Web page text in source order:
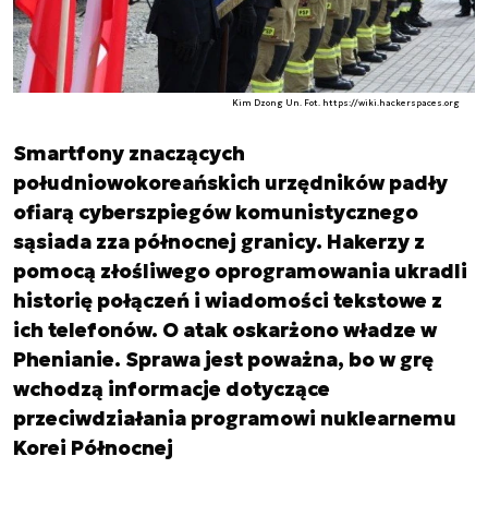
Kim Dzong Un. Fot. https://wiki.hackerspaces.org
Smartfony znaczących
południowokoreańskich urzędników padły
ofiarą cyberszpiegów komunistycznego
sąsiada zza północnej granicy. Hakerzy z
pomocą złośliwego oprogramowania ukradli
historię połączeń i wiadomości tekstowe z
ich telefonów. O atak oskarżono władze w
Phenianie. Sprawa jest poważna, bo w grę
wchodzą informacje dotyczące
przeciwdziałania programowi nuklearnemu
Korei Północnej